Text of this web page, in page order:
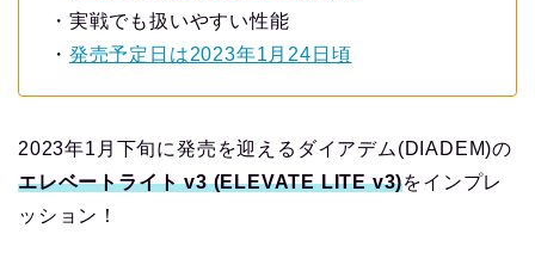
・実戦でも扱いやすい性能
・ 発売予定日は2023年1月24日頃
2023年1月下旬に発売を迎えるダイアデム(DIADEM)の
エレベートライト v3 (ELEVATE LITE v3)をインプレ
ッション！